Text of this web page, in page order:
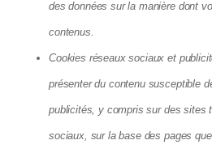
Copropriété sans syndic
Devis syndic copropriété
Matera SAS - 8, Cité Paradis, 75010
La société Matera, société par action
083,03 €, dont le siège se situe 8 cité
des données sur la manière dont
contenus.
Cookies réseaux sociaux et
présenter du contenu susceptible
publicités, y compris sur des sites
sociaux, sur la base des pages